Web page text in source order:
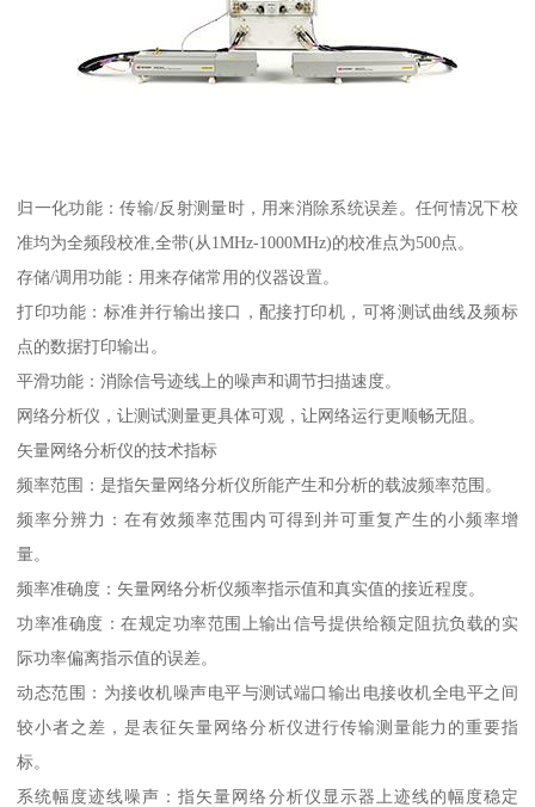
归一化功能：传输/反射测量时，用来消除系统误差。任何情况下校
准均为全频段校准,全带(从1MHz-1000MHz)的校准点为500点。
存储/调用功能：用来存储常用的仪器设置。
打印功能：标准并行输出接口，配接打印机，可将测试曲线及频标
点的数据打印输出。
平滑功能：消除信号迹线上的噪声和调节扫描速度。
网络分析仪，让测试测量更具体可观，让网络运行更顺畅无阻。
矢量网络分析仪的技术指标
频率范围：是指矢量网络分析仪所能产生和分析的载波频率范围。
频率分辨力：在有效频率范围内可得到并可重复产生的小频率增
量。
频率准确度：矢量网络分析仪频率指示值和真实值的接近程度。
功率准确度：在规定功率范围上输出信号提供给额定阻抗负载的实
际功率偏离指示值的误差。
动态范围：为接收机噪声电平与测试端口输出电接收机全电平之间
较小者之差，是表征矢量网络分析仪进行传输测量能力的重要指
标。
系统幅度迹线噪声：指矢量网络分析仪显示器上迹线的幅度稳定